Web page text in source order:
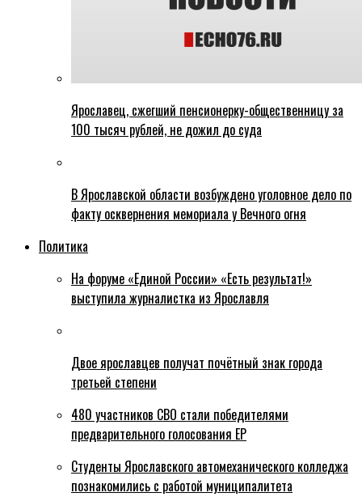
Ярославец, сжегший пенсионерку-общественницу за
100 тысяч рублей, не дожил до суда
В Ярославской области возбуждено уголовное дело по
факту осквернения мемориала у Вечного огня
Политика
На форуме «Единой России» «Есть результат!»
выступила журналистка из Ярославля
Двое ярославцев получат почётный знак города
третьей степени
480 участников СВО стали победителями
предварительного голосования ЕР
Студенты Ярославского автомеханического колледжа
познакомились с работой муниципалитета